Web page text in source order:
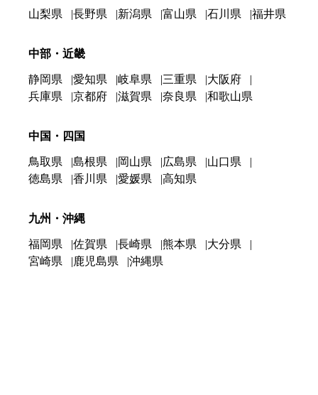
山梨県 長野県 新潟県 富山県 石川県 福井県
中部・近畿
静岡県 愛知県 岐阜県 三重県
大阪府
兵庫県
京都府 滋賀県 奈良県 和歌山県
中国・四国
鳥取県 島根県 岡山県 広島県
山口県
徳島県
香川県 愛媛県 高知県
九州・沖縄
福岡県 佐賀県 長崎県 熊本県
大分県
宮崎県
鹿児島県 沖縄県